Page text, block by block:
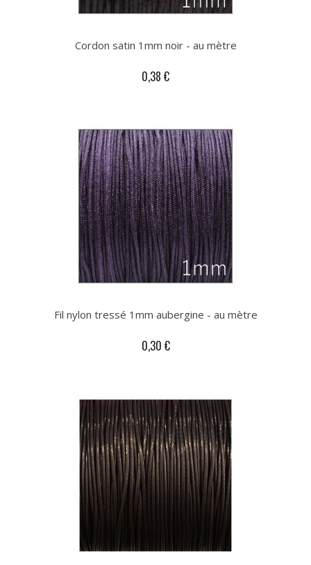
Cordon satin 1mm noir - au mètre
0,38 €
Fil nylon tressé 1mm aubergine - au mètre
0,30 €